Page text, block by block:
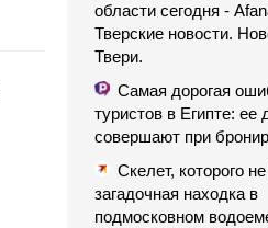
области сегодня -
Тверские новости.
Твери.
Самая дорогая
туристов в Египте: ее
совершают при
Скелет, которого
загадочная находка в
подмосковном